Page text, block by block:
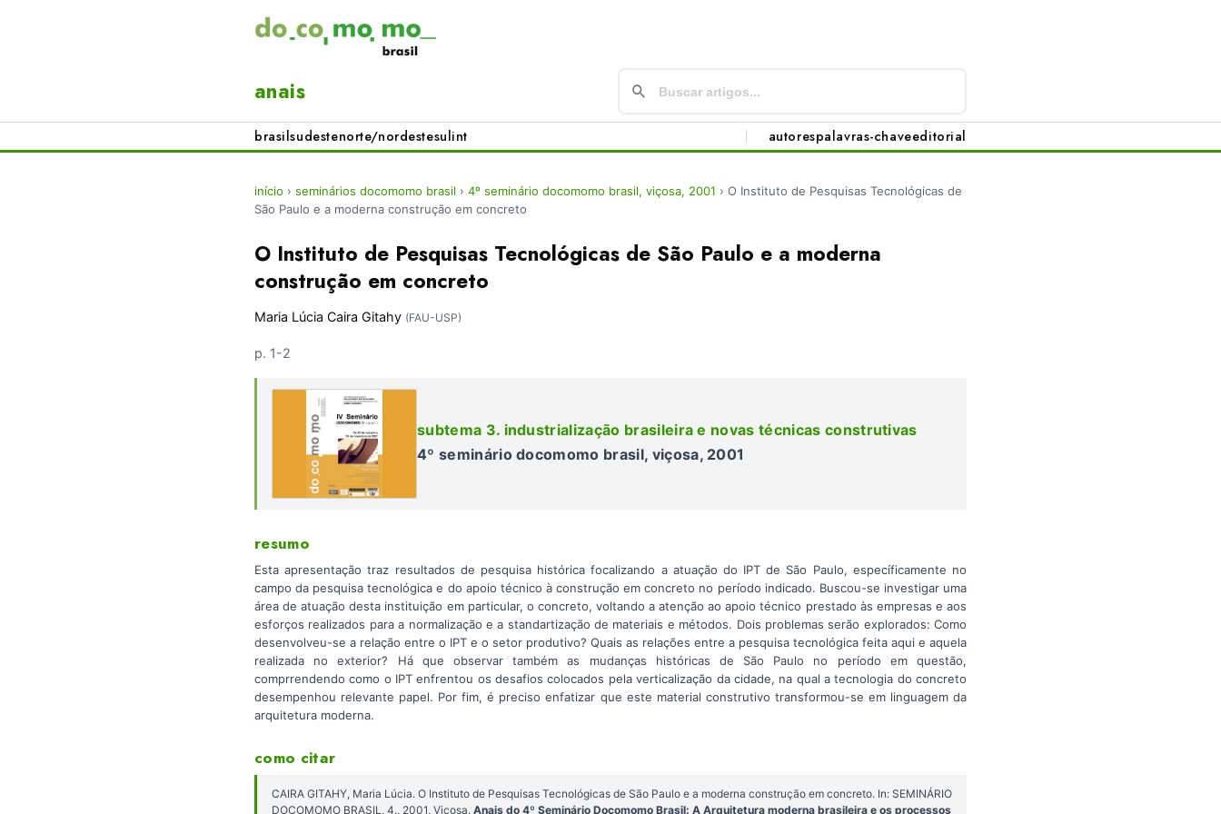
anais
brasilsudestenorte/nordestesulint autorespalavras-chaveeditorial
início › seminários docomomo brasil › 4º seminário docomomo brasil, viçosa, 2001 › O Instituto de Pesquisas Tecnológicas de
São Paulo e a moderna construção em concreto
O Instituto de Pesquisas Tecnológicas de São Paulo e a moderna
construção em concreto
Maria Lúcia Caira Gitahy (FAU-USP)
p. 1-2
subtema 3. industrialização brasileira e novas técnicas construtivas
4º seminário docomomo brasil, viçosa, 2001
resumo
Esta apresentação traz resultados de pesquisa histórica focalizando a atuação do IPT de São Paulo, específicamente no
campo da pesquisa tecnológica e do apoio técnico à construção em concreto no período indicado. Buscou-se investigar uma
área de atuação desta instituição em particular, o concreto, voltando a atenção ao apoio técnico prestado às empresas e aos
esforços realizados para a normalização e a standartização de materiais e métodos. Dois problemas serão explorados: Como
desenvolveu-se a relação entre o IPT e o setor produtivo? Quais as relações entre a pesquisa tecnológica feita aqui e aquela
realizada no exterior? Há que observar também as mudanças históricas de São Paulo no período em questão,
comprrendendo como o IPT enfrentou os desafios colocados pela verticalização da cidade, na qual a tecnologia do concreto
desempenhou relevante papel. Por fim, é preciso enfatizar que este material construtivo transformou-se em linguagem da
arquitetura moderna.
como citar
CAIRA GITAHY, Maria Lúcia. O Instituto de Pesquisas Tecnológicas de São Paulo e a moderna construção em concreto. In: SEMINÁRIO
DOCOMOMO BRASIL, 4., 2001, Viçosa. Anais do 4º Seminário Docomomo Brasil: A Arquitetura moderna brasileira e os processos